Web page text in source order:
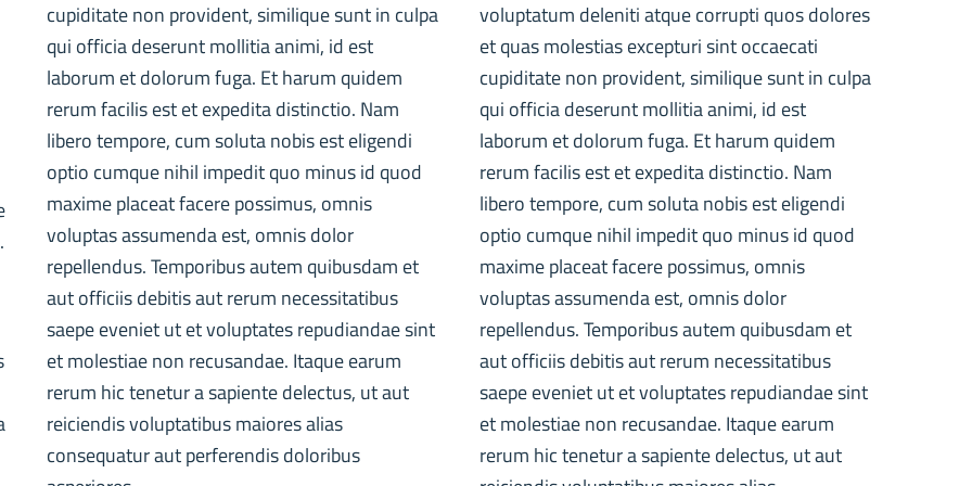
cupiditate non provident, similique sunt in culpa
qui officia deserunt mollitia animi, id est
laborum et dolorum fuga. Et harum quidem
rerum facilis est et expedita distinctio. Nam
libero tempore, cum soluta nobis est eligendi
optio cumque nihil impedit quo minus id quod
maxime placeat facere possimus, omnis
voluptas assumenda est, omnis dolor
repellendus. Temporibus autem quibusdam et
aut officiis debitis aut rerum necessitatibus
saepe eveniet ut et voluptates repudiandae sint
et molestiae non recusandae. Itaque earum
rerum hic tenetur a sapiente delectus, ut aut
reiciendis voluptatibus maiores alias
consequatur aut perferendis doloribus
voluptatum deleniti atque corrupti quos dolores
et quas molestias excepturi sint occaecati
cupiditate non provident, similique sunt in culpa
qui officia deserunt mollitia animi, id est
laborum et dolorum fuga. Et harum quidem
rerum facilis est et expedita distinctio. Nam
libero tempore, cum soluta nobis est eligendi
optio cumque nihil impedit quo minus id quod
maxime placeat facere possimus, omnis
voluptas assumenda est, omnis dolor
repellendus. Temporibus autem quibusdam et
aut officiis debitis aut rerum necessitatibus
saepe eveniet ut et voluptates repudiandae sint
et molestiae non recusandae. Itaque earum
rerum hic tenetur a sapiente delectus, ut aut